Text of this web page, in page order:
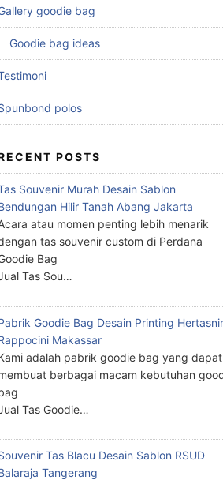
goodie bag
Goodie bag ideas
polos
POSTS
Souvenir Murah Desain Sablon
Hilir Tanah Abang Jakarta
atau momen penting lebih menarik
tas souvenir custom di Perdana
Bag
Tas Sou…
Goodie Bag Desain Printing
Makassar
adalah pabrik goodie bag yang dapat
berbagai macam kebutuhan
Tas Goodie…
Tas Blacu Desain Sablon RSUD
Tangerang